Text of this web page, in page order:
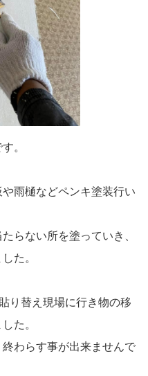
。
雨樋などペンキ塗装行い
らない所を塗っていき、
た。
り替え現場に行き物の移
た。
わらす事が出来ませんで